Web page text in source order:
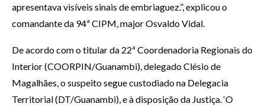
apresentava visíveis sinais de embriaguez.”, explicou o
comandante da 94ª CIPM, major Osvaldo Vidal.
De acordo com o titular da 22ª Coordenadoria Regionais do
Interior (COORPIN/Guanambi), delegado Clésio de
Magalhães, o suspeito segue custodiado na Delegacia
Territorial (DT/Guanambi), e à disposição da Justiça. ‘O